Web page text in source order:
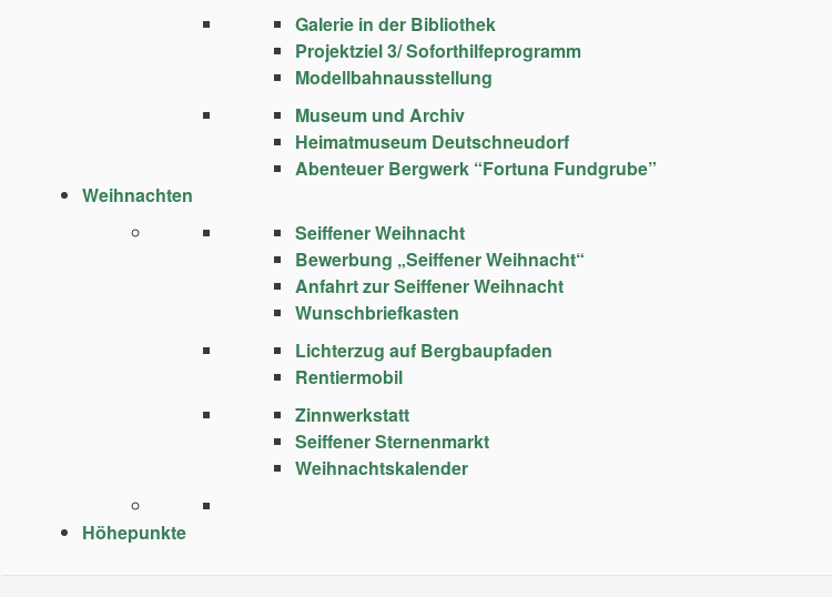
Galerie in der Bibliothek
Projektziel 3/ Soforthilfeprogramm
Modellbahnausstellung
Museum und Archiv
Heimatmuseum Deutschneudorf
Abenteuer Bergwerk “Fortuna Fundgrube”
Weihnachten
Seiffener Weihnacht
Bewerbung „Seiffener Weihnacht“
Anfahrt zur Seiffener Weihnacht
Wunschbriefkasten
Lichterzug auf Bergbaupfaden
Rentiermobil
Zinnwerkstatt
Seiffener Sternenmarkt
Weihnachtskalender
Höhepunkte